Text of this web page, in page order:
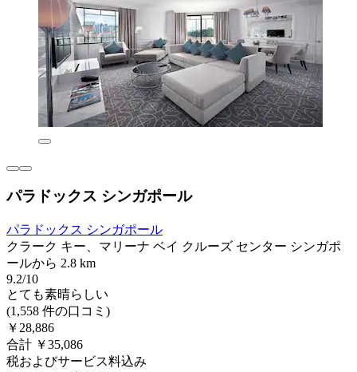
パラドックス シンガポール
パラドックス シンガポール
クラーク キー、マリーナ ベイ クルーズ センター シンガポ
ールから 2.8 km
9.2/10
とても素晴らしい
(1,558 件の口コミ)
￥28,886
合計 ￥35,086
税およびサービス料込み